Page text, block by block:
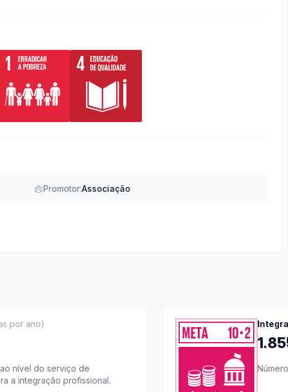
Promotor:Associação
por ano)
nível do serviço de
a integração profissional.
META 10●2